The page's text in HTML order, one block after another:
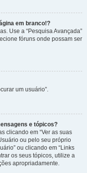
em branco!?
Use a “Pesquisa Avançada”
fóruns onde possam ser
um usuário”.
e tópicos?
clicando em “Ver as suas
ou pelo seu próprio
ou clicando em “Links
os seus tópicos, utilize a
apropriadamente.